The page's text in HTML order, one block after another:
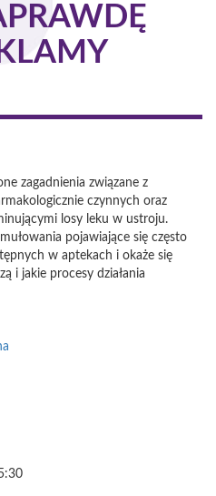
zagadnienia związane z
czynnych oraz
losy leku w ustroju.
pojawiające się często
w aptekach i okaże się
i jakie procesy działania